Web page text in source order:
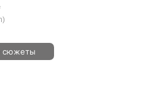
сюжеты